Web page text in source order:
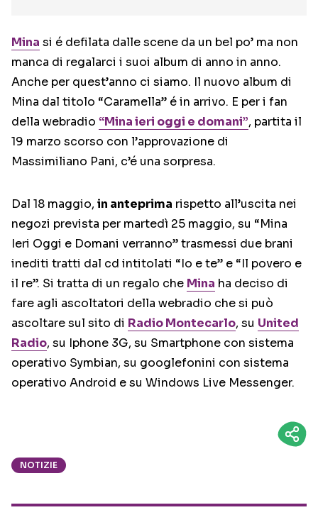
Mina si é defilata dalle scene da un bel po’ ma non
manca di regalarci i suoi album di anno in anno.
Anche per quest’anno ci siamo. Il nuovo album di
Mina dal titolo “Caramella” é in arrivo. E per i fan
della webradio “Mina ieri oggi e domani”, partita il
19 marzo scorso con l’approvazione di
Massimiliano Pani, c’é una sorpresa.
Dal 18 maggio, in anteprima rispetto all’uscita nei
negozi prevista per martedì 25 maggio, su “Mina
Ieri Oggi e Domani verranno” trasmessi due brani
inediti tratti dal cd intitolati “Io e te” e “Il povero e
il re”. Si tratta di un regalo che Mina ha deciso di
fare agli ascoltatori della webradio che si può
ascoltare sul sito di Radio Montecarlo, su United
Radio, su Iphone 3G, su Smartphone con sistema
operativo Symbian, su googlefonini con sistema
operativo Android e su Windows Live Messenger.
NOTIZIE